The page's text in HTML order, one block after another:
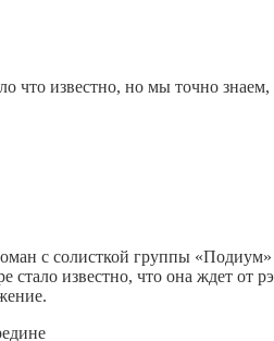
что известно, но мы точно
с солисткой группы
стало известно, что она ждет от